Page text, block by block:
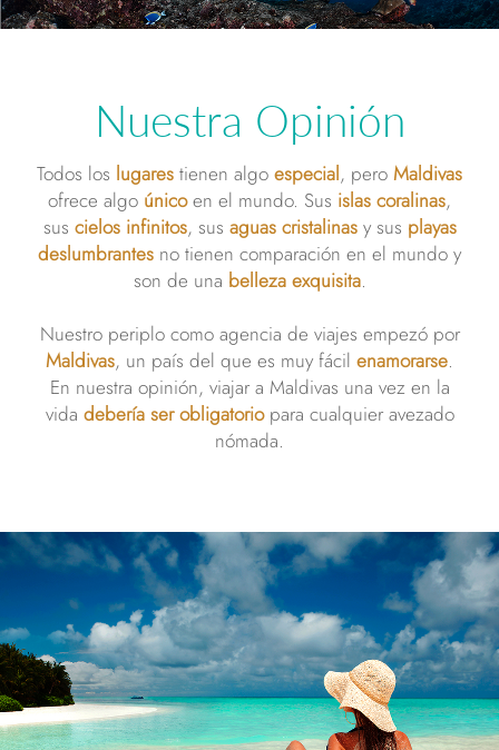
Nuestra Opinión
Todos los lugares tienen algo especial, pero Maldivas
ofrece algo únicoen el mundo. Sus islas coralinas,
sus cielos infinitos, sus aguas cristalinasy sus playas
deslumbrantes no tienen comparación en el mundo y
son de una belleza exquisita.
Nuestro periplo como agencia de viajes empezó por
Maldivas, un país del que es muy fácil enamorarse.
En nuestra opinión, viajar a Maldivas una vez en la
vida debería ser obligatoriopara cualquier avezado
nómada.